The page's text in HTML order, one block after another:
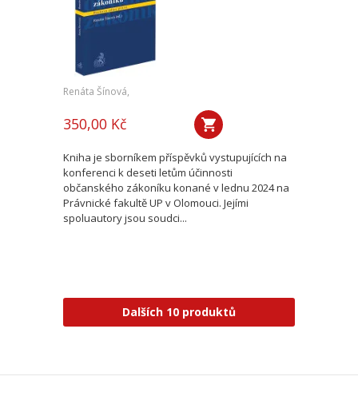
Renáta Šínová,
350,00 Kč
Kniha je sborníkem příspěvků vystupujících na
konferenci k deseti letům účinnosti
občanského zákoníku konané v lednu 2024 na
Právnické fakultě UP v Olomouci. Jejími
spoluautory jsou soudci...
Dalších 10 produktů